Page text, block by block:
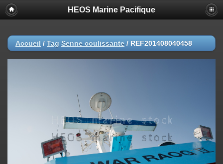
HEOS Marine Pacifique
Accueil / Tag Senne coulissante / REF201408040458